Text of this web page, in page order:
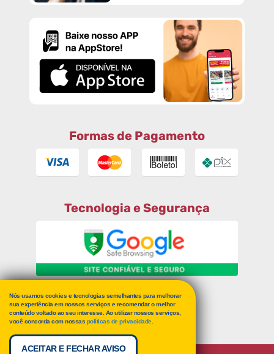
Nós usamos cookies e tecnologias semelhantes para melhorar
sua experiência em nossos serviços e recomendar o melhor
conteúdo voltado ao seu interesse. Ao utilizar nossos serviços,
você concorda com nossas políticas de privacidade.
ACEITAR E FECHAR AVISO
Formas de Pagamento
Tecnologia e Segurança
RECLAME AQUI